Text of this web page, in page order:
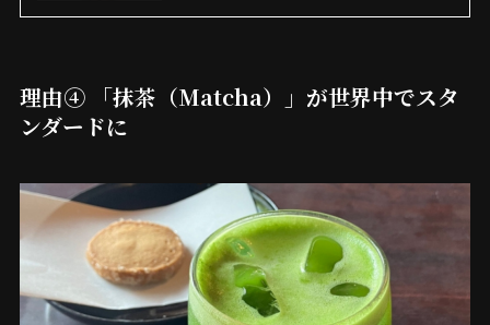
理由④ 「抹茶（Matcha）」が世界中でスタ
ンダードに